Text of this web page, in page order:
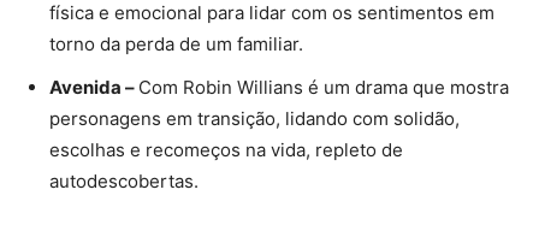
física e emocional para lidar com os sentimentos em
torno da perda de um familiar.
Avenida – Com Robin Willians é um drama que mostra
personagens em transição, lidando com solidão,
escolhas e recomeços na vida, repleto de
autodescobertas.